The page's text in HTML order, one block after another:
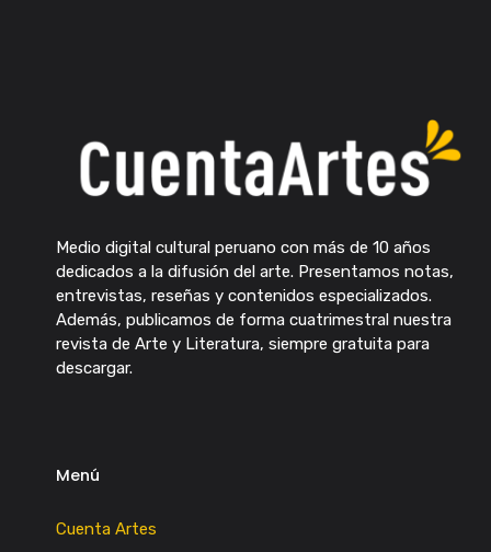
Medio digital cultural peruano con más de 10 años
dedicados a la difusión del arte. Presentamos notas,
entrevistas, reseñas y contenidos especializados.
Además, publicamos de forma cuatrimestral nuestra
revista de Arte y Literatura, siempre gratuita para
descargar.
Menú
Cuenta Artes